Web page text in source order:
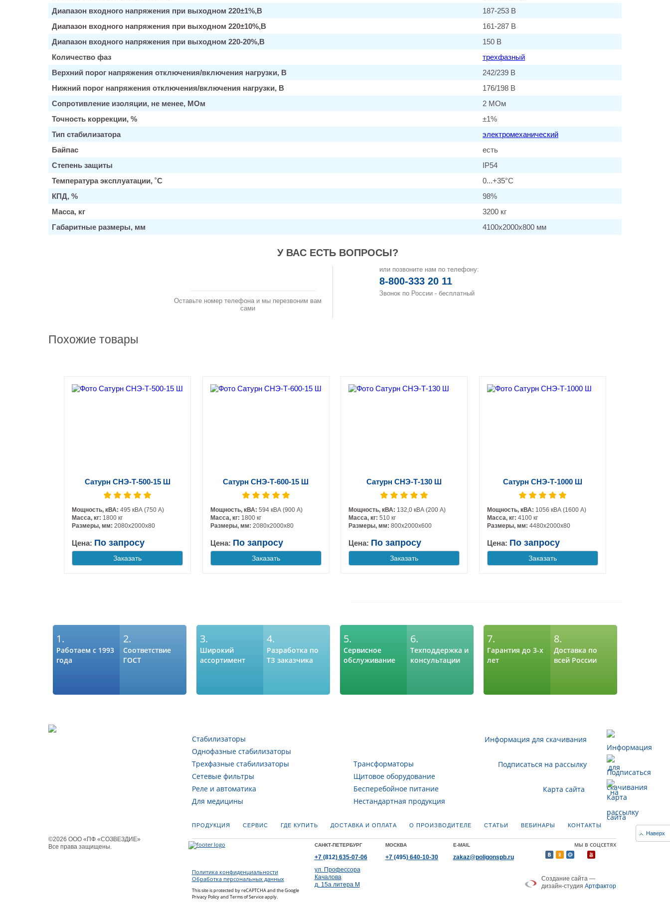
Диапазон входного напряжения при выходном 220±1%,В
187-253 В
Диапазон входного напряжения при выходном 220±10%,В
161-287 В
Диапазон входного напряжения при выходном 220-20%,В
150 В
Количество фаз
трехфазный
Верхний порог напряжения отключения/включения нагрузки, В
242/239 В
Нижний порог напряжения отключения/включения нагрузки, В
176/198 В
Сопротивление изоляции, не менее, МОм
2 МОм
Точность коррекции, %
±1%
Тип стабилизатора
электромеханический
Байпас
есть
Степень защиты
IP54
Температура эксплуатации, ˚С
0...+35°C
КПД, %
98%
Масса, кг
3200 кг
Габаритные размеры, мм
4100х2000х800 мм
У ВАС ЕСТЬ ВОПРОСЫ?
Оставьте номер телефона и мы перезвоним вам
сами
или позвоните нам по телефону:
8-800-333 20 11
Звонок по России - бесплатный
Похожие товары
Сатурн СНЭ-Т-500-15 Ш
Мощность, кВА:495 кВА (750 А)
Масса, кг: 1800 кг
Размеры, мм:2080х2000х80
Цена: По запросу
Заказать
Сатурн СНЭ-Т-600-15 Ш
Мощность, кВА: 594 кВА (900 А)
Масса, кг: 1800 кг
Размеры, мм: 2080х2000х80
Цена: По запросу
Заказать
Сатурн СНЭ-Т-130 Ш
Мощность, кВА: 132,0 кВА (200 А)
Масса, кг:510 кг
Размеры, мм:800х2000х600
Цена: По запросу
Заказать
Сатурн СНЭ-Т-1000 Ш
Мощность, кВА: 1056 кВА (1600 А)
Масса, кг: 4100 кг
Размеры, мм: 4480х2000х80
Цена: По запросу
Заказать
1.
Работаем с 1993
года
2.
Соответствие
ГОСТ
3.
Широкий
ассортимент
4.
Разработка по
ТЗ заказчика
5.
Сервисное
обслуживание
6.
Техподдержка и
консультации
7.
Гарантия до 3-х
лет
8.
Доставка по
всей России
Стабилизаторы
Однофазные стабилизаторы
Трехфазные стабилизаторы
Сетевые фильтры
Реле и автоматика
Для медицины
Трансформаторы
Щитовое оборудование
Бесперебойное питание
Нестандартная продукция
Информация для скачивания
Подписаться на рассылку
Карта сайта
©2026 ООО «ПФ «СОЗВЕЗДИЕ»
Все права защищены.
ПРОДУКЦИЯ СЕРВИС ГДЕ КУПИТЬ ДОСТАВКА И ОПЛАТА О ПРОИЗВОДИТЕЛЕ СТАТЬИ ВЕБИНАРЫ КОНТАКТЫ
Политика конфиденциальности
Обработка персональных данных
This site is protected by reCAPTCHA and the Google
Privacy Policyand Terms of Serviceapply.
САНКТ-ПЕТЕРБУРГ
+7 (812)635-07-06
ул. Профессора
Качалова
д. 15а литера М
МОСКВА
+7 (495)640-10-30
E-MAIL
zakaz@poligonspb.ru
МЫ В СОЦСЕТЯХ
Создание сайта —
дизайн-студия Артфактор
Наверх